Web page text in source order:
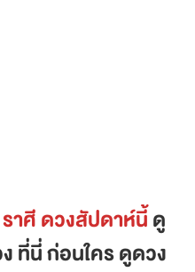
าศี ดวงสัปดาห์นี้ดู
ที่นี่ ก่อนใคร ดูดวง